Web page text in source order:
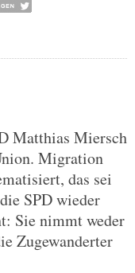
Matthias Miersch
Migration
das sei
SPD wieder
Sie nimmt weder
Zugewanderter